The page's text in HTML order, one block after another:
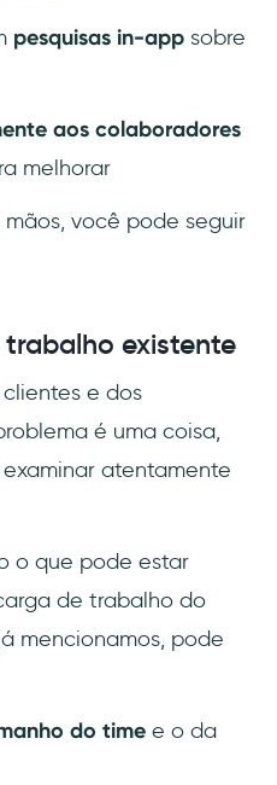
pesquisas in-app sobre
aos colaboradores
melhorar
você pode seguir
existente
e dos
é uma coisa,
atentamente
o que pode estar
de trabalho do
mencionamos, pode
do time e o da